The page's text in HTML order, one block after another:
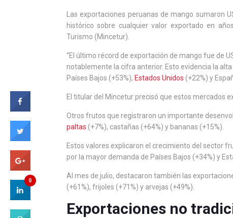
Las exportaciones peruanas de mango sumaron
histórico sobre cualquier valor exportado en
Turismo (Mincetur).
“El último récord de exportación de mango fue de
notablemente la cifra anterior. Esto evidencia la
Países Bajos (+53%), Estados Unidos (+22%) y
El titular del Mincetur precisó que estos mercados
Otros frutos que registraron un importante
paltas (+7%), castañas (+64%) y bananas (+15%).
Estos valores explicaron el crecimiento del sector
por la mayor demanda de Países Bajos (+34%) y
Al mes de julio, destacaron también las
(+61%), frijoles (+71%) y arvejas (+49%).
Exportaciones no
0